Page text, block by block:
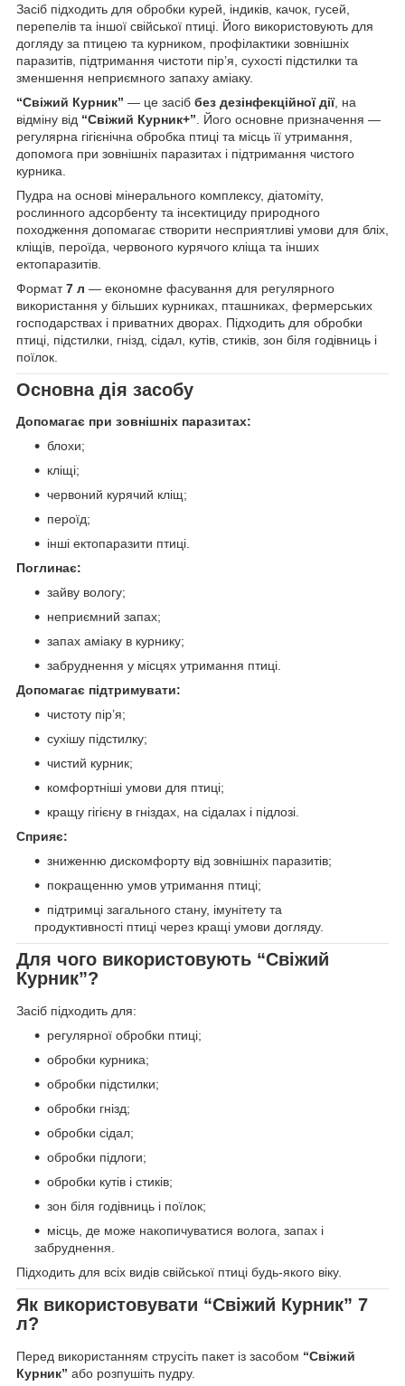
Засіб підходить для обробки курей, індиків, качок, гусей,
перепелів та іншої свійської птиці. Його використовують для
догляду за птицею та курником, профілактики зовнішніх
паразитів, підтримання чистоти пір’я, сухості підстилки та
зменшення неприємного запаху аміаку.
“Свіжий Курник” — це засіб без дезінфекційної дії, на
відміну від “Свіжий Курник+” . Його основне призначення —
регулярна гігієнічна обробка птиці та місць її утримання,
допомога при зовнішніх паразитах і підтримання чистого
курника.
Пудра на основі мінерального комплексу, діатоміту,
рослинного адсорбенту та інсектициду природного
походження допомагає створити несприятливі умови для бліх,
кліщів, пероїда, червоного курячого кліща та інших
ектопаразитів.
Формат7 л — економне фасування для регулярного
використання у більших курниках, пташниках, фермерських
господарствах і приватних дворах. Підходить для обробки
птиці, підстилки, гнізд, сідал, кутів, стиків, зон біля годівниць і
поїлок.
Основна дія засобу
Допомагає при зовнішніх паразитах:
блохи;
кліщі;
червоний курячий кліщ;
пероїд;
інші ектопаразити птиці.
Поглинає:
зайву вологу;
неприємний запах;
запах аміаку в курнику;
забруднення у місцях утримання птиці.
Допомагає підтримувати:
чистоту пір’я;
сухішу підстилку;
чистий курник;
комфортніші умови для птиці;
кращу гігієну в гніздах, на сідалах і підлозі.
Сприяє:
зниженню дискомфорту від зовнішніх паразитів;
покращенню умов утримання птиці;
підтримці загального стану, імунітету та
продуктивності птиці через кращі умови догляду.
Для чого використовують “Свіжий
Курник”?
Засіб підходить для:
регулярної обробки птиці;
обробки курника;
обробки підстилки;
обробки гнізд;
обробки сідал;
обробки підлоги;
обробки кутів і стиків;
зон біля годівниць і поїлок;
місць, де може накопичуватися волога, запах і
забруднення.
Підходить для всіх видів свійської птиці будь-якого віку.
Як використовувати “Свіжий Курник” 7
л?
Перед використанням струсіть пакет із засобом “Свіжий
Курник” або розпушіть пудру.